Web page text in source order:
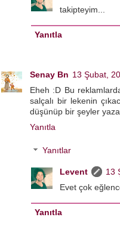
takipteyim...
Yanıtla
Senay Bn 13 Şubat,
Eheh :D Bu
salçalı bir lekenin
düşünüp bir şeyler
Yanıtla
Yanıtlar
Levent
13
Evet çok
Yanıtla